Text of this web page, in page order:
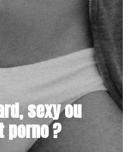
sexy ou
porno ?